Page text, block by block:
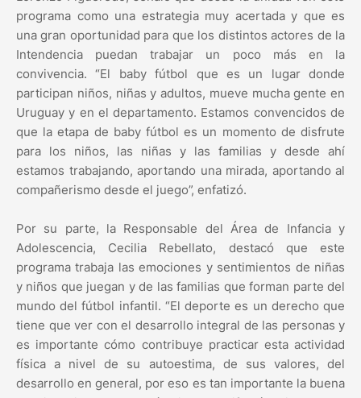
programa como una estrategia muy acertada y que es
una gran oportunidad para que los distintos actores de la
Intendencia puedan trabajar un poco más en la
convivencia. “El baby fútbol que es un lugar donde
participan niños, niñas y adultos, mueve mucha gente en
Uruguay y en el departamento. Estamos convencidos de
que la etapa de baby fútbol es un momento de disfrute
para los niños, las niñas y las familias y desde ahí
estamos trabajando, aportando una mirada, aportando al
compañerismo desde el juego”, enfatizó.
Por su parte, la Responsable del Área de Infancia y
Adolescencia, Cecilia Rebellato, destacó que este
programa trabaja las emociones y sentimientos de niñas
y niños que juegan y de las familias que forman parte del
mundo del fútbol infantil. “El deporte es un derecho que
tiene que ver con el desarrollo integral de las personas y
es importante cómo contribuye practicar esta actividad
física a nivel de su autoestima, de sus valores, del
desarrollo en general, por eso es tan importante la buena